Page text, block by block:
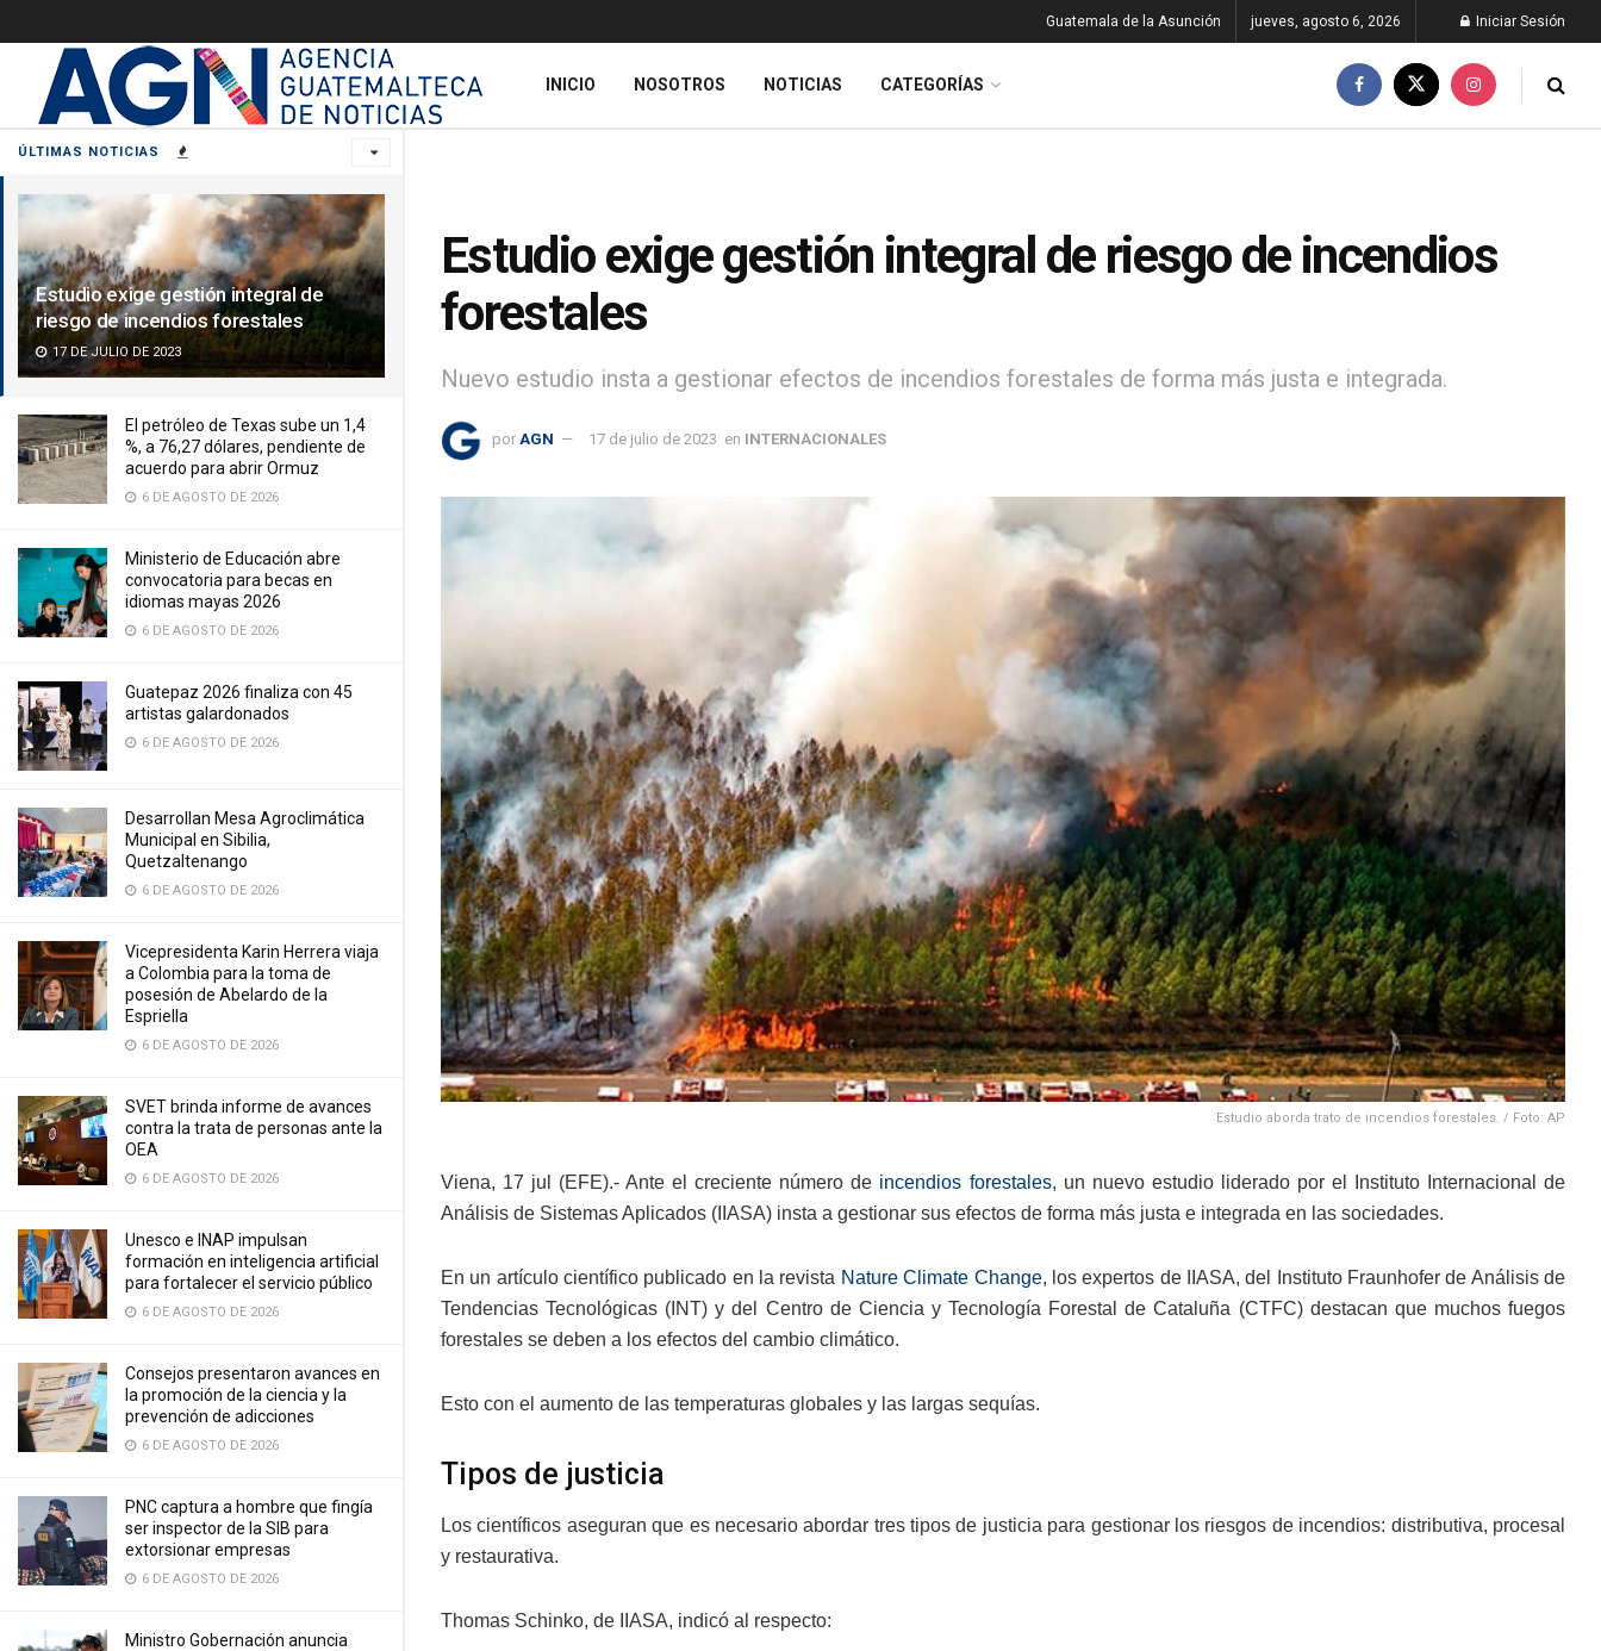
ÚLTIMAS NOTICIAS
Estudio exige gestión integral de
riesgo de incendios forestales
17 DE JULIO DE 2023
El petróleo de Texas sube un 1,4
%, a 76,27 dólares, pendiente de
acuerdo para abrir Ormuz
6 DE AGOSTO DE 2026
Ministerio de Educación abre
convocatoria para becas en
idiomas mayas 2026
6 DE AGOSTO DE 2026
Guatepaz 2026 finaliza con 45
artistas galardonados
6 DE AGOSTO DE 2026
Desarrollan Mesa Agroclimática
Municipal en Sibilia,
Quetzaltenango
6 DE AGOSTO DE 2026
Vicepresidenta Karin Herrera viaja
a Colombia para la toma de
posesión de Abelardo de la
Espriella
6 DE AGOSTO DE 2026
SVET brinda informe de avances
contra la trata de personas ante la
OEA
6 DE AGOSTO DE 2026
Unesco e INAP impulsan
formación en inteligencia artificial
para fortalecer el servicio público
6 DE AGOSTO DE 2026
Consejos presentaron avances en
la promoción de la ciencia y la
prevención de adicciones
6 DE AGOSTO DE 2026
PNC captura a hombre que fingía
ser inspector de la SIB para
extorsionar empresas
6 DE AGOSTO DE 2026
Ministro Gobernación anuncia
Guatemala de la Asunción jueves, agosto 6, 2026 Iniciar Sesión
INICIO NOSOTROS NOTICIAS CATEGORÍAS
Estudio exige gestión integral de riesgo de incendios
forestales
Nuevo estudio insta a gestionar efectos de incendios forestales de forma más justa e integrada.
por AGN 17 de julio de 2023 en INTERNACIONALES
Estudio aborda trato de incendios forestales. / Foto: AP
Viena, 17 jul (EFE).- Ante el creciente número de incendios forestales, un nuevo estudio liderado por el Instituto Internacional de
Análisis de Sistemas Aplicados (IIASA) insta a gestionar sus efectos de forma más justa e integrada en las sociedades.
En un artículo científico publicado en la revista Nature Climate Change, los expertos de IIASA, del Instituto Fraunhofer de Análisis de
Tendencias Tecnológicas (INT) y del Centro de Ciencia y Tecnología Forestal de Cataluña (CTFC) destacan que muchos fuegos
forestales se deben a los efectos del cambio climático.
Esto con el aumento de las temperaturas globales y las largas sequías.
Tipos de justicia
Los científicos aseguran que es necesario abordar tres tipos de justicia para gestionar los riesgos de incendios: distributiva, procesal
y restaurativa.
Thomas Schinko, de IIASA, indicó al respecto: